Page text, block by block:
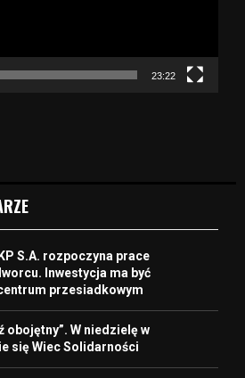
23:22
S.A. rozpoczyna prace
Inwestycja ma być
przesiadkowym
obojętny”. W niedzielę w
się Wiec Solidarności